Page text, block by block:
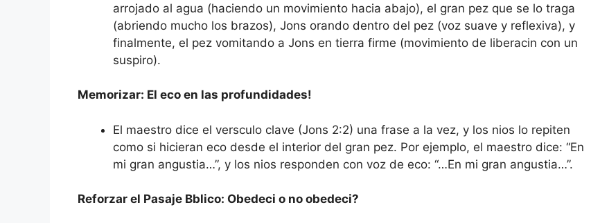
arrojado al agua (haciendo un movimiento hacia abajo), el gran pez que se lo traga
(abriendo mucho los brazos), Jons orando dentro del pez (voz suave y reflexiva), y
finalmente, el pez vomitando a Jons en tierra firme (movimiento de liberacin con un
suspiro).
Memorizar: El eco en las profundidades!
El maestro dice el versculo clave (Jons 2:2) una frase a la vez, y los nios lo repiten
como si hicieran eco desde el interior del gran pez. Por ejemplo, el maestro dice: “En
mi gran angustia…”, y los nios responden con voz de eco: “…En mi gran angustia…”.
Reforzar el Pasaje Bblico: Obedeci o no obedeci?